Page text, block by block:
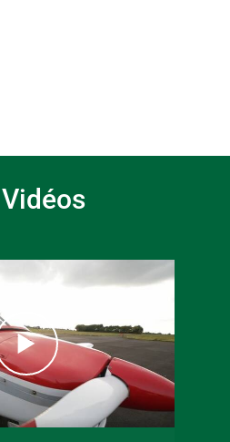
Vidéos